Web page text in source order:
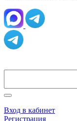
Вход в кабинет
Регистрация